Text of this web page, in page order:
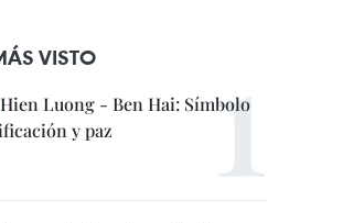
VISTO
Hien Luong - Ben Hai: Símbolo
y paz